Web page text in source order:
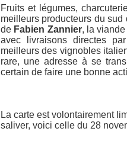
Fruits et légumes,
meilleurs producteurs du
de Fabien Zannier, la
avec livraisons directes
meilleurs des vignobles
rare, une adresse à se
certain de faire une bonne
La carte est volontairement
saliver, voici celle du 28